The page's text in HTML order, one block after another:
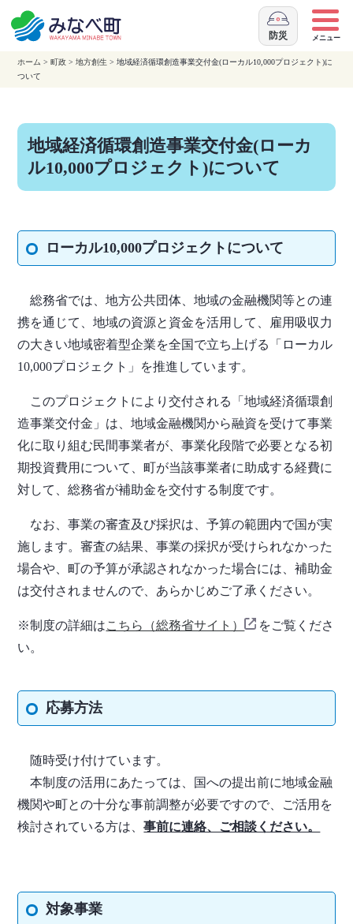
文
防災 メニュー
ホーム >町政 >地方創生 > 地域経済循環創造事業交付金(ローカル10,000プロジェクト)に
ついて
地域経済循環創造事業交付金(ローカ
ル10,000プロジェクト)について
ローカル10,000プロジェクトについて
総務省では、地方公共団体、地域の金融機関等との連
携を通じて、地域の資源と資金を活用して、雇用吸収力
の大きい地域密着型企業を全国で立ち上げる「ローカル
10,000プロジェクト」を推進しています。
このプロジェクトにより交付される「地域経済循環創
造事業交付金」は、地域金融機関から融資を受けて事業
化に取り組む民間事業者が、事業化段階で必要となる初
期投資費用について、町が当該事業者に助成する経費に
対して、総務省が補助金を交付する制度です。
なお、事業の審査及び採択は、予算の範囲内で国が実
施します。審査の結果、事業の採択が受けられなかった
場合や、町の予算が承認されなかった場合には、補助金
は交付されませんので、あらかじめご了承ください。
※制度の詳細はこちら（総務省サイト）
をご覧くださ
い。
応募方法
随時受け付けています。
本制度の活用にあたっては、国への提出前に地域金融
機関や町との十分な事前調整が必要ですので、ご活用を
検討されている方は、事前に連絡、ご相談ください。
対象事業